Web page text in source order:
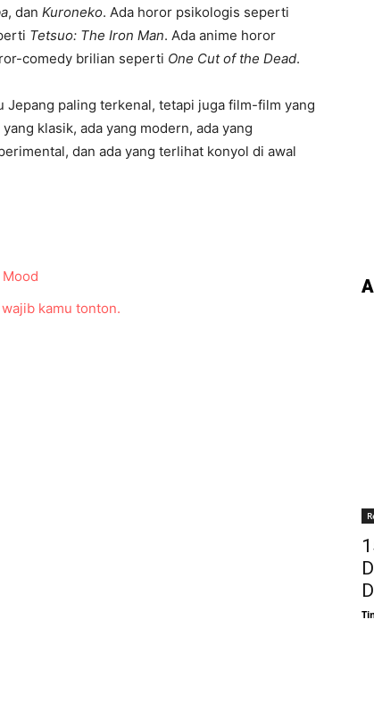
, dan Kuroneko. Ada horor psikologis seperti
Tetsuo: The Iron Man. Ada anime horor
comedy brilian seperti One Cut of the Dead.
paling terkenal, tetapi juga film-film yang
klasik, ada yang modern, ada yang
dan ada yang terlihat konyol di awal
kamu tonton.